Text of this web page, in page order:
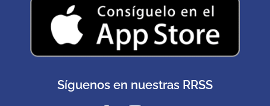
Síguenos en nuestras RRSS